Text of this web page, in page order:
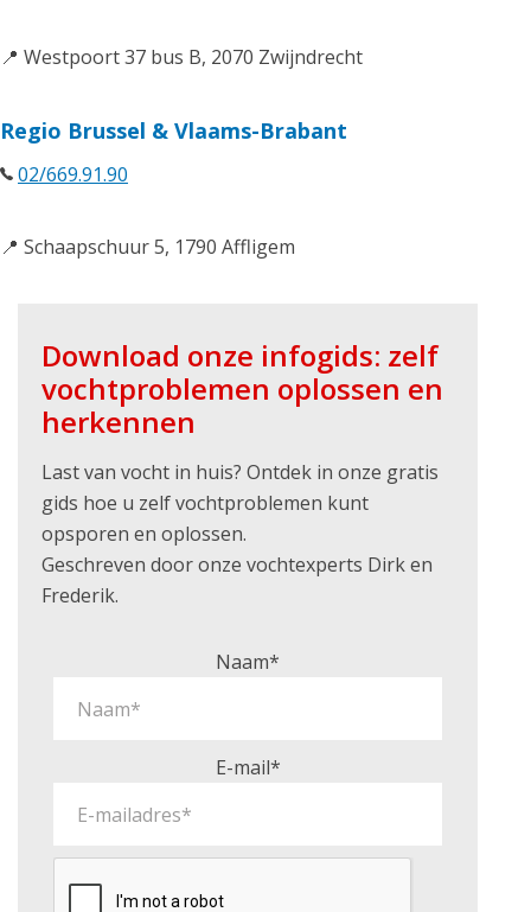
📍 Westpoort 37 bus B, 2070 Zwijndrecht
Regio Brussel & Vlaams-Brabant
02/669.91.90
📍 Schaapschuur 5, 1790 Affligem
Download onze infogids: zelf
vochtproblemen oplossen en
herkennen
Last van vocht in huis? Ontdek in onze gratis
gids hoe u zelf vochtproblemen kunt
opsporen en oplossen.
Geschreven door onze vochtexperts Dirk en
Frederik.
Naam*
E-mail*